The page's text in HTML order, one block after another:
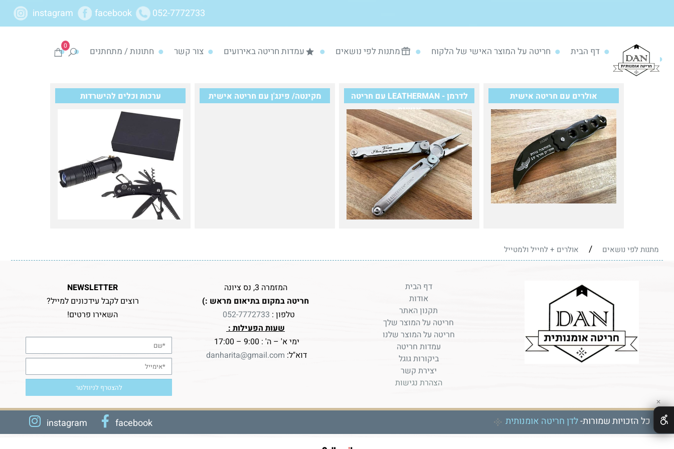
052-7772733
instagram
0 דף הבית חריטה על המוצר האישי של הלקוח מתנות לפי נושאים עמדות חריטה באירועים צור קשר חתונות / מתחתנים
אולרים עם חריטה אישית
לדרמן - LEATHERMAN עם חריטה
אישית
מקינטה/ פינג'ן עם חריטה אישית ערכות וכלים להישרדות
מתנות לפי נושאים / אולרים + לחייל ולמטייל
דף הבית
אודות
תקנון האתר
חריטה על המוצר שלך
חריטה על המוצר שלנו
עמדות חריטה
ביקורות גוגל
יצירת קשר
הצהרת נגישות
המזמרה 3, נס ציונה
חריטה במקום בתיאום מראש :)
טלפון : 052-7772733
שעות הפעילות :
ימי א' – ה' : 9:00 – 17:00
דוא"ל: danharita@gmail.com
NEWSLETTER
רוצים לקבל עידכונים למייל?
השאירו פרטים!
כל הזכויות שמורות-לדן חריטה אומנותית instagram facebook
✕